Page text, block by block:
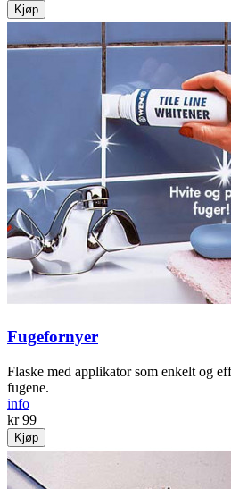
Kjøp
Fugefornyer
Flaske med applikator som enkelt og
fugene.
info
kr 99
Kjøp